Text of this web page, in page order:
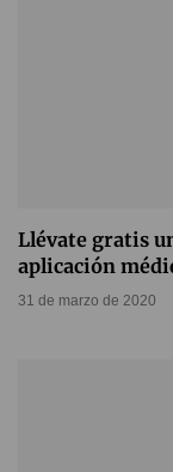
Llévate gratis
aplicación
31 de marzo de 2020